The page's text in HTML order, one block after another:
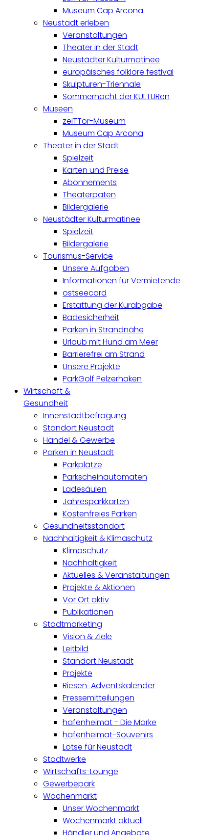
Museum Cap Arcona
Neustadt erleben
Veranstaltungen
Theater in der Stadt
Neustädter Kulturmatinee
europäisches folklore festival
Skulpturen-Triennale
Sommernacht der KULTURen
Museen
zeiTTor-Museum
Museum Cap Arcona
Theater in der Stadt
Spielzeit
Karten und Preise
Abonnements
Theaterpaten
Bildergalerie
Neustädter Kulturmatinee
Spielzeit
Bildergalerie
Tourismus-Service
Unsere Aufgaben
Informationen für Vermietende
ostseecard
Erstattung der Kurabgabe
Badesicherheit
Parken in Strandnähe
Urlaub mit Hund am Meer
Barrierefrei am Strand
Unsere Projekte
ParkGolf Pelzerhaken
Wirtschaft &
Gesundheit
Innenstadtbefragung
Standort Neustadt
Handel & Gewerbe
Parken in Neustadt
Parkplätze
Parkscheinautomaten
Ladesäulen
Jahresparkkarten
Kostenfreies Parken
Gesundheitsstandort
Nachhaltigkeit & Klimaschutz
Klimaschutz
Nachhaltigkeit
Aktuelles & Veranstaltungen
Projekte & Aktionen
Vor Ort aktiv
Publikationen
Stadtmarketing
Vision & Ziele
Leitbild
Standort Neustadt
Projekte
Riesen-Adventskalender
Pressemitteilungen
Veranstaltungen
hafenheimat - Die Marke
hafenheimat-Souvenirs
Lotse für Neustadt
Stadtwerke
Wirtschafts-Lounge
Gewerbepark
Wochenmarkt
Unser Wochenmarkt
Wochenmarkt aktuell
Händler und Angebote